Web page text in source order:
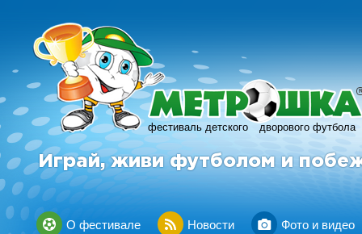
фестиваль детского дворового футбола
R
Играй, живи футболом и
О фестивале Новости Фото и видео